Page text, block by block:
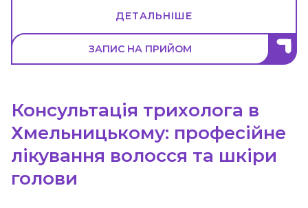
ДЕТАЛЬНІШЕ
ЗАПИС НА ПРИЙОМ
Консультація трихолога в
Хмельницькому: професійне
лікування волосся та шкіри
голови